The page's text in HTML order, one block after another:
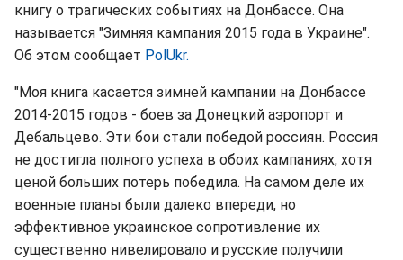
книгу о трагических событиях на Донбассе. Она
называется "Зимняя кампания 2015 года в Украине".
Об этом сообщает PolUkr.
"Моя книга касается зимней кампании на Донбассе
2014-2015 годов - боев за Донецкий аэропорт и
Дебальцево. Эти бои стали победой россиян. Россия
не достигла полного успеха в обоих кампаниях, хотя
ценой больших потерь победила. На самом деле их
военные планы были далеко впереди, но
эффективное украинское сопротивление их
существенно нивелировало и русские получили